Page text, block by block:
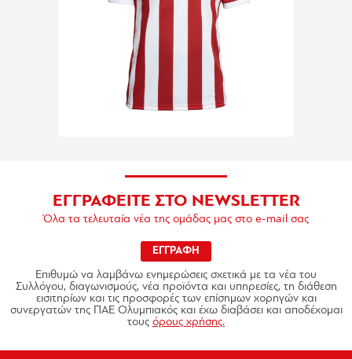
ΕΓΓΡΑΦΕΙΤΕ ΣΤΟ NEWSLETTER
Όλα τα τελευταία νέα της ομάδας μας στο e-mail σας
ΕΓΓΡΑΦΗ
Επιθυμώ να λαμβάνω ενημερώσεις σχετικά με τα νέα του
Συλλόγου, διαγωνισμούς, νέα προϊόντα και υπηρεσίες, τη διάθεση
εισιτηρίων και τις προσφορές των επίσημων χορηγών και
συνεργατών της ΠΑΕ Ολυμπιακός και έχω διαβάσει και αποδέχομαι
τους όρους χρήσης.